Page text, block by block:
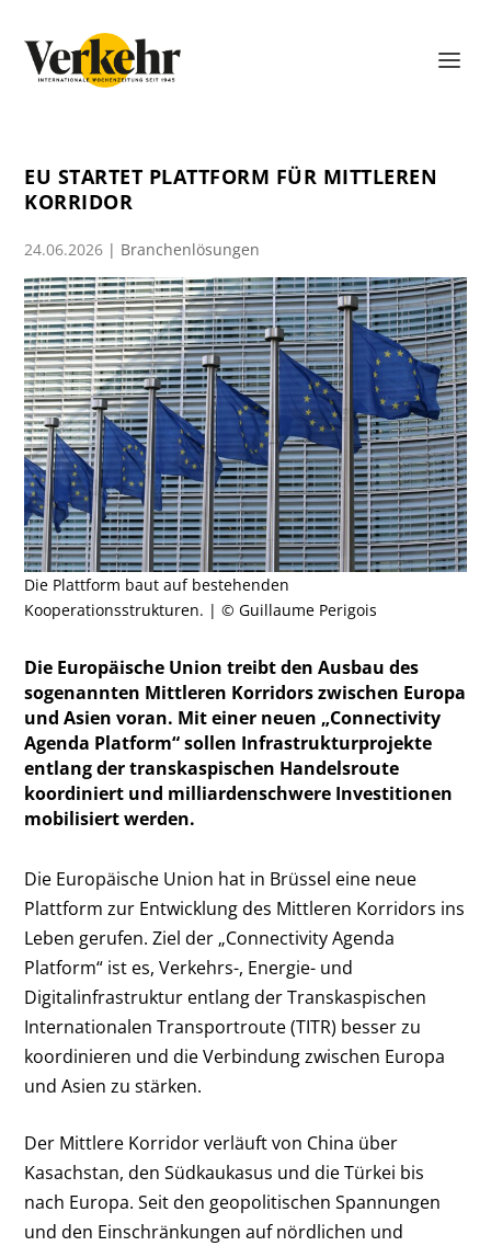
EU STARTET PLATTFORM FÜR MITTLEREN
KORRIDOR
24.06.2026 | Branchenlösungen
Die Plattform baut auf bestehenden
Kooperationsstrukturen. | © Guillaume Perigois
Die Europäische Union treibt den Ausbau des
sogenannten Mittleren Korridors zwischen Europa
und Asien voran. Mit einer neuen „Connectivity
Agenda Platform“ sollen Infrastrukturprojekte
entlang der transkaspischen Handelsroute
koordiniert und milliardenschwere Investitionen
mobilisiert werden.
Die Europäische Union hat in Brüssel eine neue
Plattform zur Entwicklung des Mittleren Korridors ins
Leben gerufen. Ziel der „Connectivity Agenda
Platform“ ist es, Verkehrs-, Energie- und
Digitalinfrastruktur entlang der Transkaspischen
Internationalen Transportroute (TITR) besser zu
koordinieren und die Verbindung zwischen Europa
und Asien zu stärken.
Der Mittlere Korridor verläuft von China über
Kasachstan, den Südkaukasus und die Türkei bis
nach Europa. Seit den geopolitischen Spannungen
und den Einschränkungen auf nördlichen und